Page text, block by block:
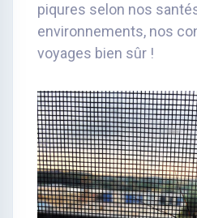
piqures selon nos
environnements, nos
voyages bien sûr !